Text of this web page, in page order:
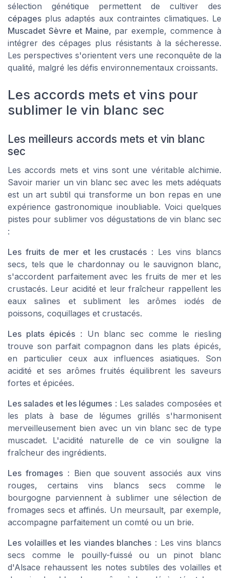
sélection génétique permettent de cultiver des
cépages plus adaptés aux contraintes climatiques. Le
Muscadet Sèvre et Maine, par exemple, commence à
intégrer des cépages plus résistants à la sécheresse.
Les perspectives s'orientent vers une reconquête de la
qualité, malgré les défis environnementaux croissants.
Les accords mets et vins pour
sublimer le vin blanc sec
Les meilleurs accords mets et vin blanc
sec
Les accords mets et vins sont une véritable alchimie.
Savoir marier un vin blanc sec avec les mets adéquats
est un art subtil qui transforme un bon repas en une
expérience gastronomique inoubliable. Voici quelques
pistes pour sublimer vos dégustations de vin blanc sec
:
Les fruits de mer et les crustacés : Les vins blancs
secs, tels que le chardonnay ou le sauvignon blanc,
s'accordent parfaitement avec les fruits de mer et les
crustacés. Leur acidité et leur fraîcheur rappellent les
eaux salines et subliment les arômes iodés de
poissons, coquillages et crustacés.
Les plats épicés: Un blanc sec comme le riesling
trouve son parfait compagnon dans les plats épicés,
en particulier ceux aux influences asiatiques. Son
acidité et ses arômes fruités équilibrent les saveurs
fortes et épicées.
Les salades et les légumes : Les salades composées et
les plats à base de légumes grillés s'harmonisent
merveilleusement bien avec un vin blanc sec de type
muscadet. L'acidité naturelle de ce vin souligne la
fraîcheur des ingrédients.
Les fromages: Bien que souvent associés aux vins
rouges, certains vins blancs secs comme le
bourgogne parviennent à sublimer une sélection de
fromages secs et affinés. Un meursault, par exemple,
accompagne parfaitement un comté ou un brie.
Les volailles et les viandes blanches : Les vins blancs
secs comme le pouilly-fuissé ou un pinot blanc
d'Alsace rehaussent les notes subtiles des volailles et